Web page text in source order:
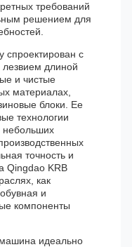
требований
решением для
спроектирован с
лезвием длиной
и чистые
материалах,
блоки. Ее
технологии
небольших
точность и
Qingdao KRB
как
и
компоненты
идеально